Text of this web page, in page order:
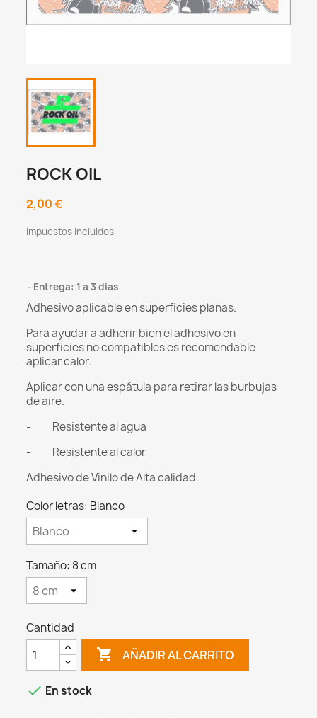
ROCK OIL
2,00 €
Impuestos incluidos
Entrega: 1 a 3 dias
Adhesivo aplicable en superficies planas.
Para ayudar a adherir bien el adhesivo en
superficies no compatibles es recomendable
aplicar calor.
Aplicar con una espátula para retirar las burbujas
de aire.
- Resistente al agua
- Resistente al calor
Adhesivo de Vinilo de Alta calidad.
Color letras: Blanco
Tamaño: 8 cm
Cantidad
 AÑADIR AL CARRITO
 En stock